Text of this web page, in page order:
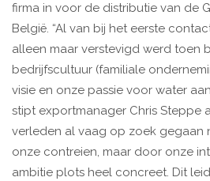
firma in voor de distributie van de
België. “Al van bij het eerste
alleen maar verstevigd werd toen
bedrijfscultuur (familiale
visie en onze passie voor water
stipt exportmanager Chris Steppe
verleden al vaag op zoek gegaan
onze contreien, maar door onze
ambitie plots heel concreet. Dit